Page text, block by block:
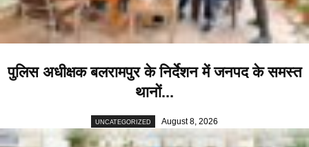
पुलिस अधीक्षक बलरामपुर के निर्देशन में जनपद के समस्त
थानों...
UNCATEGORIZED August 8, 2026